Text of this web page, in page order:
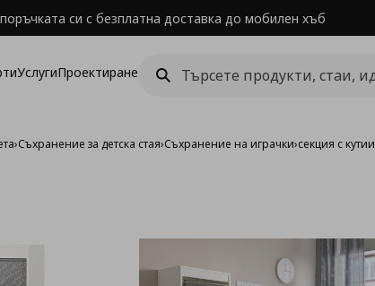
си с безплатна доставка до мобилен хъб
УслугиПроектиране
›Съхранение за детска стая›Съхранение на играчки›секция с кутии